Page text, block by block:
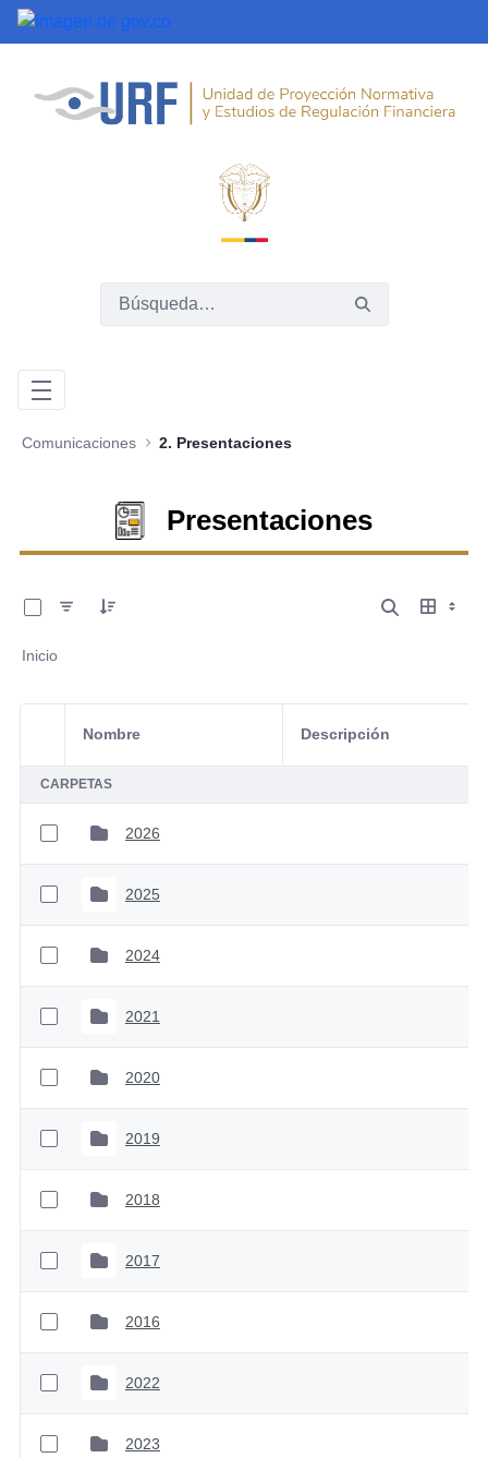
Saltar al contenido principal
Comunicaciones 2. Presentaciones
Presentaciones
Inicio
Selección del elemento
Nombre Descripción
CARPETAS
2026
2025
2024
2021
2020
2019
2018
2017
2016
2022
2023